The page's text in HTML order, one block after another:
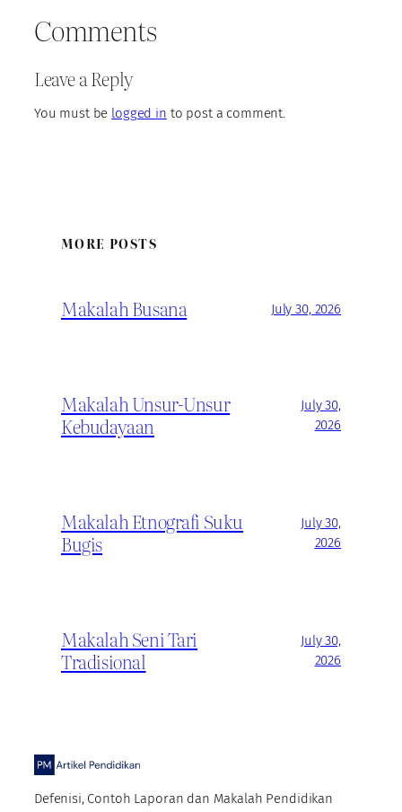
Comments
Leave a Reply
You must be logged in to post a comment.
MORE POSTS
Makalah Busana July 30, 2026
Makalah Unsur-Unsur
Kebudayaan
July 30,
2026
Makalah Etnografi Suku
Bugis
July 30,
2026
Makalah Seni Tari
Tradisional
July 30,
2026
Defenisi, Contoh Laporan dan Makalah Pendidikan